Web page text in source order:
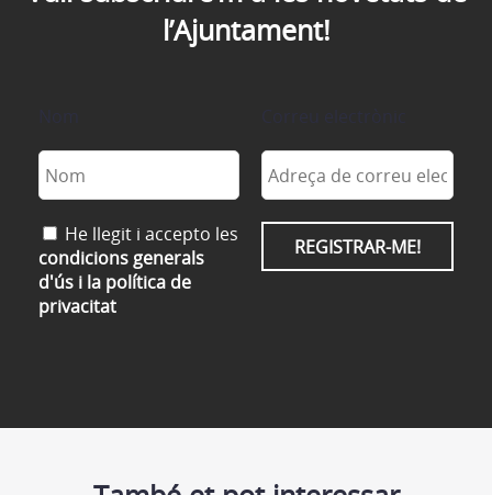
l’Ajuntament!
He llegit i accepto les
condicions generals
d'ús i la política de
privacitat